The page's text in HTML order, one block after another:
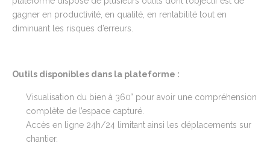
gagner en productivité, en qualité, en rentabilité tout en
diminuant les risques d’erreurs.
Outils disponibles dans la plateforme :
Visualisation du bien à 360° pour avoir une compréhension
complète de l’espace capturé.
Accès en ligne 24h/24 limitant ainsi les déplacements sur
chantier.